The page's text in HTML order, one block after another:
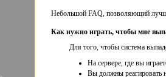
Небольшой FAQ, позволяющий
Как нужно играть, чтобы мне
Для того, чтобы система
На сервере, где вы
Вы должны реагировать